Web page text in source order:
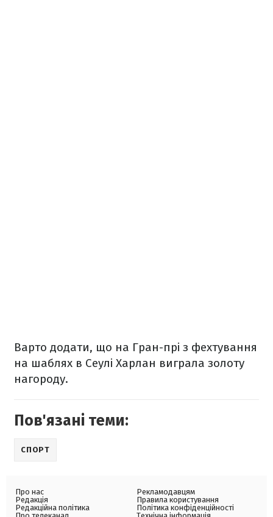
Варто додати, що на Гран-прі з фехтування
на шаблях в Сеулі Харлан виграла золоту
нагороду.
Пов'язані теми:
СПОРТ
Про нас
Редакція
Редакційна політика
Рекламодавцям
Правила користування
Політика конфіденційності